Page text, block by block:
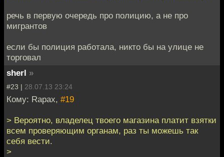
речь в первую очередь про полицию, а не про
мигрантов
если бы полиция работала, никто бы на улице не
торговал
sherl »
#23 | 28.07.13 23:24
Кому: Rapax, #19
> Вероятно, владелец твоего магазина платит взятки
всем проверяющим органам, раз ты можешь так
себя вести.
>